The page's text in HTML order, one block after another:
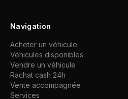
Navigation
Acheter un véhicule
Véhicules disponibles
Vendre un véhicule
Rachat cash 24h
Vente accompagnée
Services